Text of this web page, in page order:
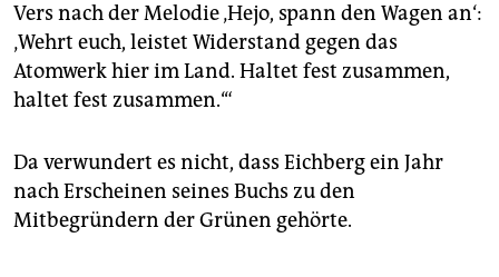
Vers nach der Melodie ‚Hejo, spann den Wagen an‘:
‚Wehrt euch, leistet Widerstand gegen das
Atomwerk hier im Land. Haltet fest zusammen,
haltet fest zusammen.‘“
Da verwundert es nicht, dass Eichberg ein Jahr
nach Erscheinen seines Buchs zu den
Mitbegründern der Grünen gehörte.